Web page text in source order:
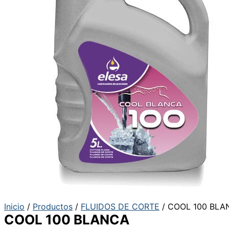
Inicio / Productos / FLUIDOS DE CORTE / COOL 100
COOL 100 BLANCA